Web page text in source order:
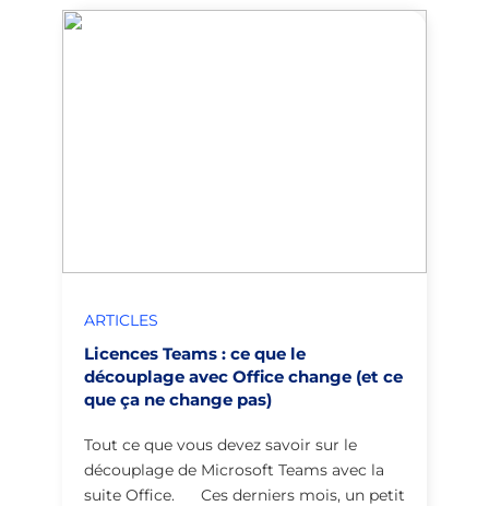
ARTICLES
Licences Teams : ce que le
découplage avec Office change (et ce
que ça ne change pas)
Tout ce que vous devez savoir sur le
découplage de Microsoft Teams avec la
suite Office. Ces derniers mois, un petit